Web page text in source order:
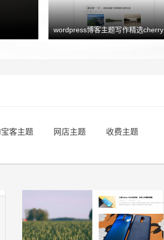
wordpress博客主题写作精选cherry
客主题 网店主题 收费主题